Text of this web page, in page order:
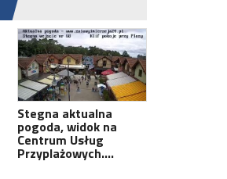
Stegna aktualna
pogoda, widok na
Centrum Usług
Przyplażowych.…